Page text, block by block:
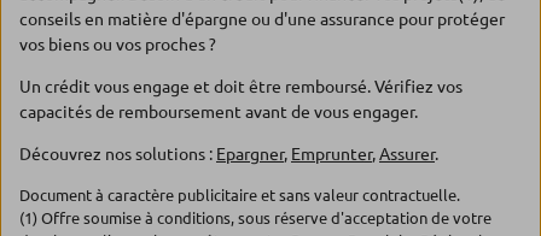
conseils en matière d'épargne ou d'une assurance pour protéger
vos biens ou vos proches ?
Un crédit vous engage et doit être remboursé. Vérifiez vos
capacités de remboursement avant de vous engager.
Découvrez nos solutions : Epargner, Emprunter,Assurer.
Document à caractère publicitaire et sans valeur contractuelle.
(1) Offre soumise à conditions, sous réserve d'acceptation de votre